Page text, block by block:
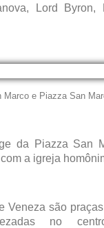
Lord Byron,
Marco e Piazza San
da Piazza San
a igreja
Veneza são
no